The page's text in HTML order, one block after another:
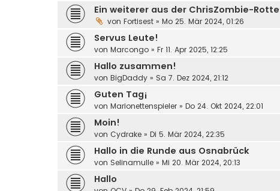
Ein weiterer aus der ChrisZombie-Rotte
von Fortisest » Mo 25. Mär 2024, 01:26
Servus Leute!
von Marcongo » Fr 11. Apr 2025, 12:25
Hallo zusammen!
von BigDaddy » Sa 7. Dez 2024, 21:12
Guten Tag¡
von Marionettenspieler » Do 24. Okt 2024, 22:01
Moin!
von Cydrake » Di 5. Mär 2024, 22:35
Hallo in die Runde aus Osnabrück
von Selinamulle » Mi 20. Mär 2024, 20:13
Hallo